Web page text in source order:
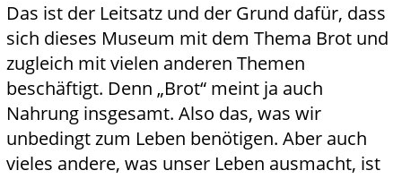
Das ist der Leitsatz und der Grund dafür, dass
sich dieses Museum mit dem Thema Brot und
zugleich mit vielen anderen Themen
beschäftigt. Denn „Brot“ meint ja auch
Nahrung insgesamt. Also das, was wir
unbedingt zum Leben benötigen. Aber auch
vieles andere, was unser Leben ausmacht, ist